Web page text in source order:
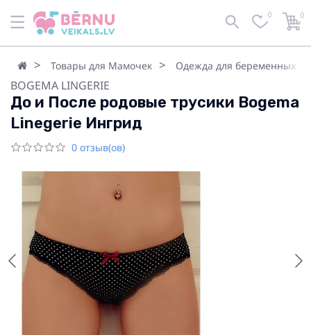
0 0
Товары для Мамочек Одежда для беременных
BOGEMA LINGERIE
До и После родовые трусики Bogema
Linegerie Ингрид
0 отзыв(ов)